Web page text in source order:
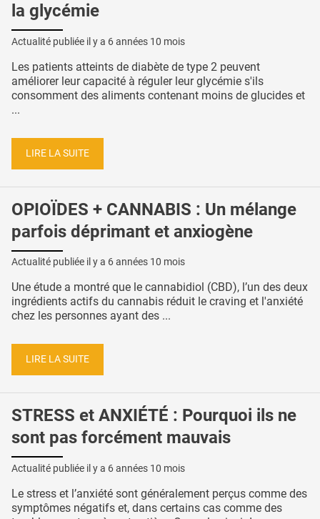
la glycémie
Actualité publiée il y a 6 années 10 mois
Les patients atteints de diabète de type 2 peuvent
améliorer leur capacité à réguler leur glycémie s'ils
consomment des aliments contenant moins de glucides et
...
LIRE LA SUITE
OPIOÏDES + CANNABIS : Un mélange
parfois déprimant et anxiogène
Actualité publiée il y a 6 années 10 mois
Une étude a montré que le cannabidiol (CBD), l’un des deux
ingrédients actifs du cannabis réduit le craving et l'anxiété
chez les personnes ayant des ...
LIRE LA SUITE
STRESS et ANXIÉTÉ : Pourquoi ils ne
sont pas forcément mauvais
Actualité publiée il y a 6 années 10 mois
Le stress et l’anxiété sont généralement perçus comme des
symptômes négatifs et, dans certains cas comme des